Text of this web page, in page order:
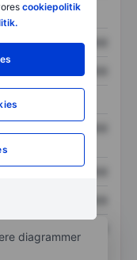
cookiepolitik
XXXXXXX
XXXXXXX
diagrammer